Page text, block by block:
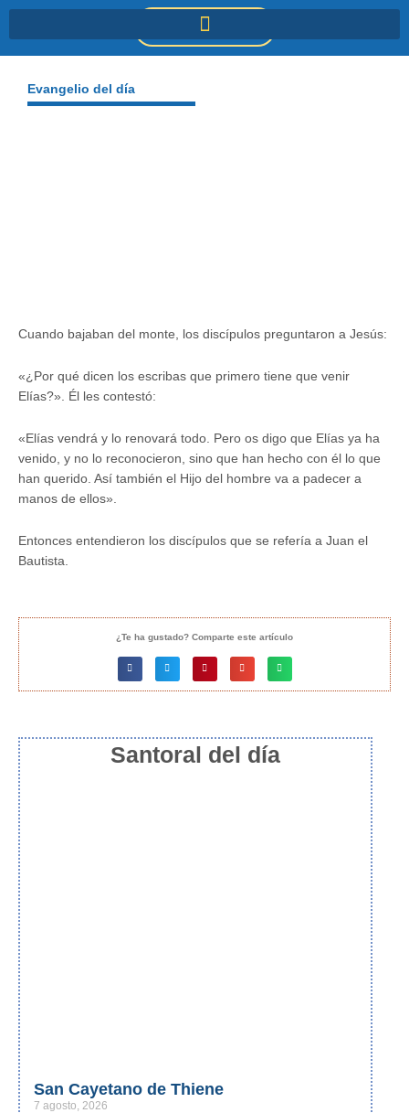
DONACIONES
Evangelio del día
Cuando bajaban del monte, los discípulos preguntaron a Jesús:
«¿Por qué dicen los escribas que primero tiene que venir
Elías?». Él les contestó:
«Elías vendrá y lo renovará todo. Pero os digo que Elías ya ha
venido, y no lo reconocieron, sino que han hecho con él lo que
han querido. Así también el Hijo del hombre va a padecer a
manos de ellos».
Entonces entendieron los discípulos que se refería a Juan el
Bautista.
¿Te ha gustado? Comparte este artículo
Santoral del día
San Cayetano de Thiene
7 agosto, 2026